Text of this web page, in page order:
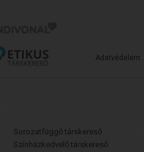
Adatvédelem
Sorozatfüggő társkereső
Színházkedvelő társkereső